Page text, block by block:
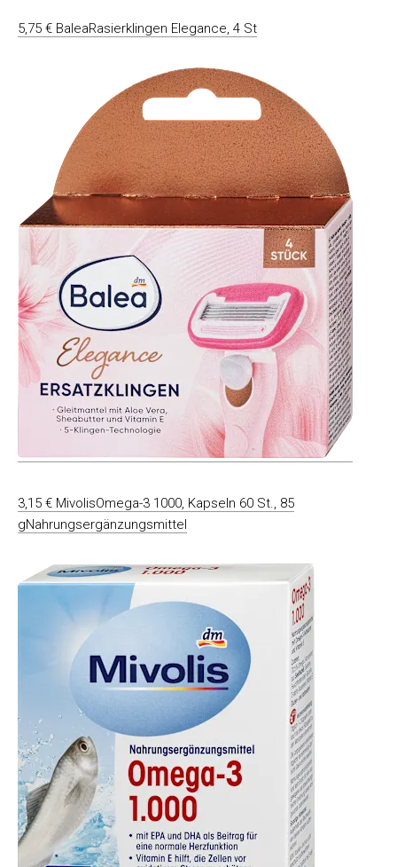
5,75 € BaleaRasierklingen Elegance, 4 St
3,15 € MivolisOmega-3 1000, Kapseln 60 St., 85
gNahrungsergänzungsmittel